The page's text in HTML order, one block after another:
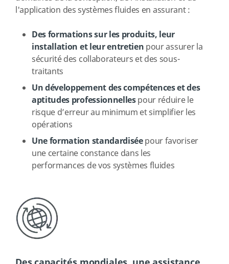
l'application des systèmes fluides en assurant :
Des formations sur les produits, leur
installation et leur entretien pour assurer la
sécurité des collaborateurs et des sous-
traitants
Un développement des compétences et des
aptitudes professionnellespour réduire le
risque d’erreur au minimum et simplifier les
opérations
Une formation standardiséepour favoriser
une certaine constance dans les
performances de vos systèmes fluides